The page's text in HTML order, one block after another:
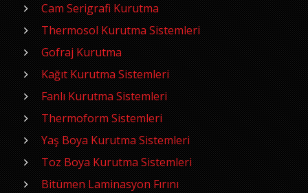
Cam Serigrafi Kurutma
Thermosol Kurutma Sistemleri
Gofraj Kurutma
Kağıt Kurutma Sistemleri
Fanlı Kurutma Sistemleri
Thermoform Sistemleri
Yaş Boya Kurutma Sistemleri
Toz Boya Kurutma Sistemleri
Bitümen Laminasyon Fırını